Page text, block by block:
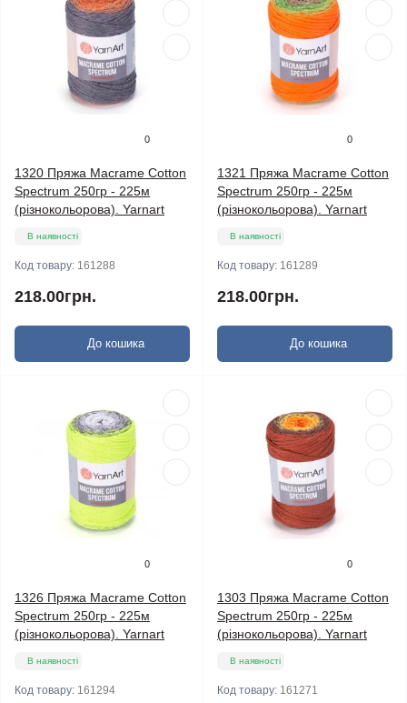
0
1320 Пряжа Macrame Cotton
Spectrum 250гр - 225м
(різнокольорова). Yarnart
В наявності
Код товару: 161288
218.00грн.
До кошика
0
1321 Пряжа Macrame Cotton
Spectrum 250гр - 225м
(різнокольорова). Yarnart
В наявності
Код товару: 161289
218.00грн.
До кошика
0
1326 Пряжа Macrame Cotton
Spectrum 250гр - 225м
(різнокольорова). Yarnart
В наявності
Код товару: 161294
0
1303 Пряжа Macrame Cotton
Spectrum 250гр - 225м
(різнокольорова). Yarnart
В наявності
Код товару: 161271